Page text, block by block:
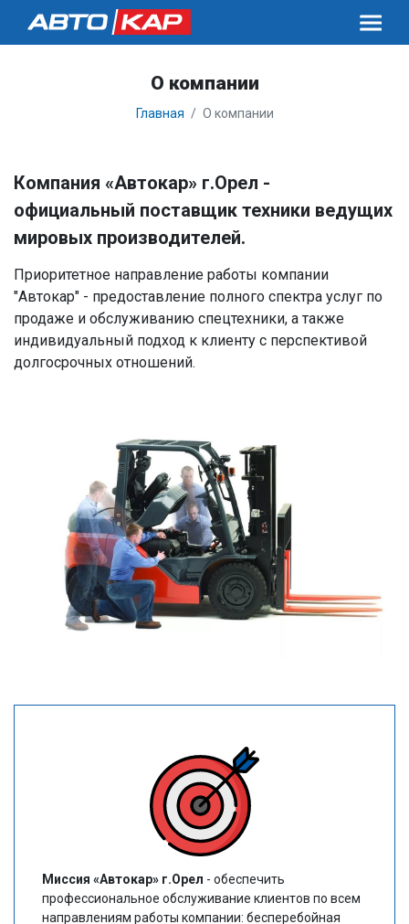
О компании
Главная О компании
Компания «Автокар» г.Орел -
официальный поставщик техники ведущих
мировых производителей.
Приоритетное направление работы компании
"Автокар" - предоставление полного спектра услуг по
продаже и обслуживанию спецтехники, а также
индивидуальный подход к клиенту с перспективой
долгосрочных отношений.
Миссия «Автокар» г.Орел - обеспечить
профессиональное обслуживание клиентов по всем
направлениям работы компании: бесперебойная